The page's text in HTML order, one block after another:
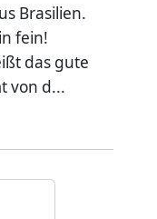
Brasilien.
fein!
das gute
von d...